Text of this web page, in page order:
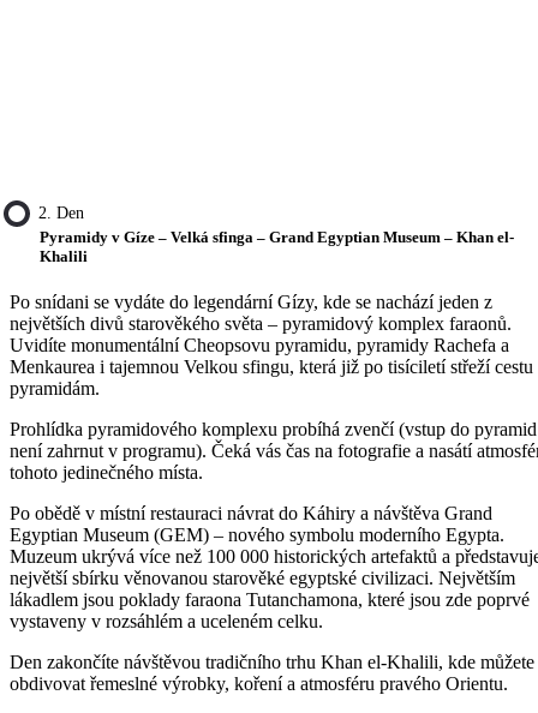
2. Den
Pyramidy v Gíze – Velká sfinga – Grand Egyptian Museum – Khan el-
Khalili
Po snídani se vydáte do legendární Gízy, kde se nachází jeden z
největších divů starověkého světa – pyramidový komplex faraonů.
Uvidíte monumentální Cheopsovu pyramidu, pyramidy Rachefa a
Menkaurea i tajemnou Velkou sfingu, která již po tisíciletí střeží cestu
pyramidám.
Prohlídka pyramidového komplexu probíhá zvenčí (vstup do pyramid
není zahrnut v programu). Čeká vás čas na fotografie a nasátí
tohoto jedinečného místa.
Po obědě v místní restauraci návrat do Káhiry a návštěva Grand
Egyptian Museum (GEM) – nového symbolu moderního Egypta.
Muzeum ukrývá více než 100 000 historických artefaktů a
největší sbírku věnovanou starověké egyptské civilizaci. Největším
lákadlem jsou poklady faraona Tutanchamona, které jsou zde poprvé
vystaveny v rozsáhlém a uceleném celku.
Den zakončíte návštěvou tradičního trhu Khan el-Khalili, kde můžete
obdivovat řemeslné výrobky, koření a atmosféru pravého Orientu.